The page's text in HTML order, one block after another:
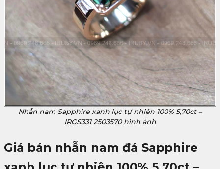
Nhẫn nam Sapphire xanh lục tự nhiên 100% 5,70ct –
IRGS331 2503570 hình ảnh
Giá bán nhẫn nam đá Sapphire